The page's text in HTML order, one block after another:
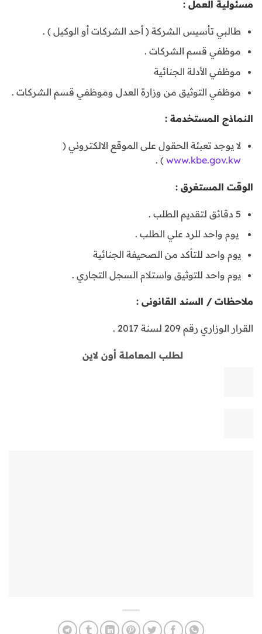
مسئولية العمل :
طالبي تأسيس الشركة ( أحد الشركات أو الوكيل ) .
موظفي قسم الشركات .
موظفي الأدلة الجنائية
موظفي التوثيق من وزارة العدل وموظفي قسم الشركات .
النماذج المستخدمة :
لا يوجد تعبئة الحقول على الموقع الالكتروني (
www.kbe.gov.kw
) .
الوقت المستغرق :
5 دقائق لتقديم الطلب .
يوم واحد للرد علي الطلب .
يوم واحد للتأكد من الصحيفة الجنائية
يوم واحد للتوثيق واستلام السجل التجاري .
ملاحظات / السند القانونى :
القرار الوزاري رقم 209 لسنة 2017 .
لطلب المعاملة أون لاين